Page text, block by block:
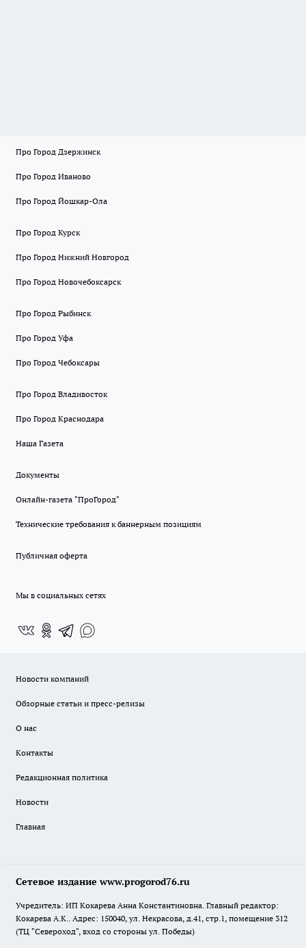
Про Город Дзержинск
Про Город Иваново
Про Город Йошкар-Ола
Про Город Курск
Про Город Нижний Новгород
Про Город Новочебоксарск
Про Город Рыбинск
Про Город Уфа
Про Город Чебоксары
Про Город Владивосток
Про Город Краснодара
Наша Газета
Документы
Онлайн-газета "ПроГород"
Технические требования к баннерным позициям
Публичная оферта
Мы в социальных сетях
Новости компаний
Обзорные статьи и пресс-релизы
О нас
Контакты
Редакционная политика
Новости
Главная
Сетевое издание www.progorod76.ru
Учредитель: ИП Кокарева Анна Константиновна. Главный редактор:
Кокарева А.К.. Адрес: 150040, ул. Некрасова, д.41, стр.1, помещение 312
(ТЦ "Североход", вход со стороны ул. Победы)